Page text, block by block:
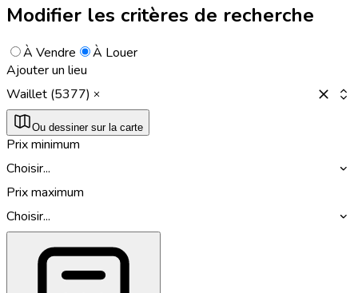
Modifier les critères de recherche
À Vendre
À Louer
Ajouter un lieu
Waillet (5377)
Ou dessiner sur la carte
Prix minimum
Choisir...
Prix maximum
Choisir...